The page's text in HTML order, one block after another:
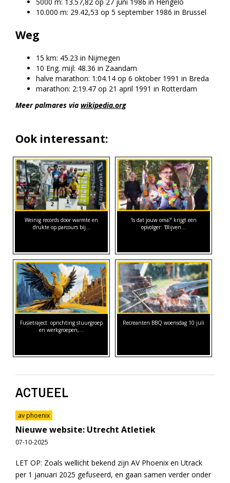
5000 m: 13.57,82 op 27 juni 1986 in Hengelo
10.000 m: 29.42,53 op 5 september 1986 in Brussel
Weg
15 km: 45.23 in Nijmegen
10 Eng. mijl: 48.36 in Zaandam
halve marathon: 1:04.14 op 6 oktober 1991 in Breda
marathon: 2:19.47 op 21 april 1991 in Rotterdam
Meer palmares via wikipedia.org
Ook interessant:
Weinig records door warmte en
drukte op parcours bij…
'Is dat jouw oma?' krijgt een
opvolger: 'Blijven…
Fusietraject: oprichting stuurgroep
en werkgroepen,…
Recreanten BBQ woensdag 10 juli
ACTUEEL
av phoenix
Nieuwe website: Utrecht Atletiek
07-10-2025
LET OP: Zoals wellicht bekend zijn AV Phoenix en Utrack
per 1 januari 2025 gefuseerd, en gaan samen verder onder